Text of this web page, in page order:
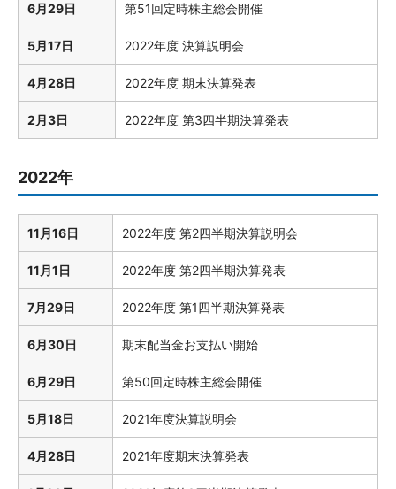
6月29日 第51回定時株主総会開催
5月17日 2022年度 決算説明会
4月28日 2022年度 期末決算発表
2月3日 2022年度 第3四半期決算発表
2022年
11月16日 2022年度 第2四半期決算説明会
11月1日 2022年度 第2四半期決算発表
7月29日 2022年度 第1四半期決算発表
6月30日 期末配当金お支払い開始
6月29日 第50回定時株主総会開催
5月18日 2021年度決算説明会
4月28日 2021年度期末決算発表